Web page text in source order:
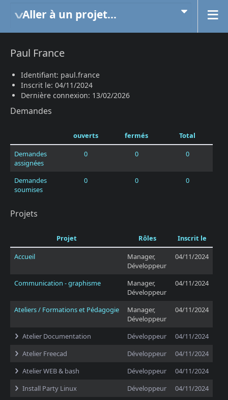
Aller à un projet...
Paul France
Identifiant: paul.france
Inscrit le: 04/11/2024
Dernière connexion: 13/02/2026
Demandes
ouverts fermés
Total
Demandes
assignées
0 0 0
Demandes
soumises
0 0 0
Projets
Projet Rôles
Inscrit le
Accueil
Manager,
Développeur
04/11/2024
Communication - graphisme
Manager,
Développeur
04/11/2024
Ateliers / Formations et Pédagogie
Manager,
Développeur
04/11/2024
Atelier Documentation Développeur
04/11/2024
Atelier Freecad
Développeur
04/11/2024
Atelier WEB & bash
Développeur
04/11/2024
Install Party Linux
Développeur
04/11/2024